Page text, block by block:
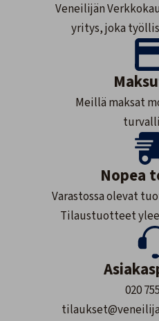
Veneilijän
yritys, joka
Meillä maksat
Nopea
Varastossa olevat
Tilaustuotteet
020